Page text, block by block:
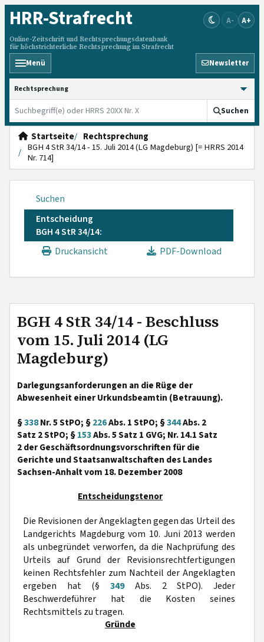
HRR-Strafrecht
Online-Zeitschrift und Rechtsprechungsdatenbank
für höchstrichterliche Rechtsprechung im Strafrecht
A- A+
Menü Newsletter
HRRS durchsuchen
Suchen
Startseite
Rechtsprechung
BGH 4 StR 34/14 - 15. Juli 2014 (LG Magdeburg) [= HRRS 2014
Nr. 714]
Suchen
Entscheidung
BGH 4 StR 34/14:
Druckansicht
PDF-Download
BGH 4 StR 34/14 - Beschluss
vom 15. Juli 2014 (LG
Magdeburg)
Darlegungsanforderungen an die Rüge der
Abwesenheit einer Urkundsbeamtin (Betrauung).
§338Nr. 5 StPO; §226Abs. 1 StPO; §344Abs. 2
Satz 2 StPO; §153Abs. 5 Satz 1 GVG; Nr. 14.1 Satz
2 der Geschäftsordnungsvorschriften für die
Gerichte und Staatsanwaltschaften des Landes
Sachsen-Anhalt vom 18. Dezember 2008
Entscheidungstenor
Die Revisionen der Angeklagten gegen das Urteil des
Landgerichts Magdeburg vom 10. Juni 2013 werden
als unbegründet verworfen, da die Nachprüfung des
Urteils auf Grund der Revisionsrechtfertigungen
keinen Rechtsfehler zum Nachteil der Angeklagten
ergeben hat (§349Abs. 2 StPO). Jeder
Beschwerdeführer hat die Kosten seines
Rechtsmittels zu tragen.
Gründe